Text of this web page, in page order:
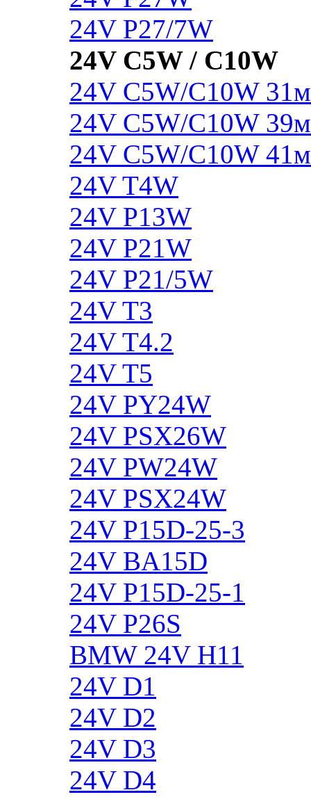
24V P27/7W
24V C5W / C10W
24V C5W/C10W
24V C5W/C10W
24V C5W/C10W
24V T4W
24V P13W
24V P21W
24V P21/5W
24V T3
24V T4.2
24V T5
24V PY24W
24V PSX26W
24V PW24W
24V PSX24W
24V P15D-25-3
24V BA15D
24V P15D-25-1
24V P26S
BMW 24V H11
24V D1
24V D2
24V D3
24V D4